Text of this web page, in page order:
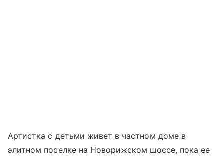
Артистка с детьми живет в частном доме в
элитном поселке на Новорижском шоссе, пока ее